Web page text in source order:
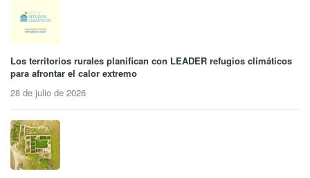
Los territorios rurales planifican con LEADER refugios climáticos
para afrontar el calor extremo
28 de julio de 2026